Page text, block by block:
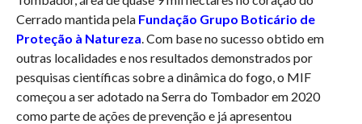
Cerrado mantida pela Fundação Grupo Boticário de
Proteção à Natureza. Com base no sucesso obtido em
outras localidades e nos resultados demonstrados por
pesquisas científicas sobre a dinâmica do fogo, o MIF
começou a ser adotado na Serra do Tombador em 2020
como parte de ações de prevenção e já apresentou